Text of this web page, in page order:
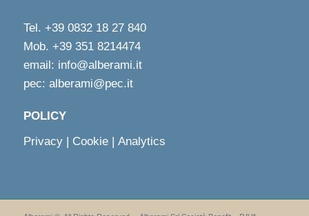
Tel. +39 0832 18 27 840
Mob. +39 351 8214474
email: info@alberami.it
pec: alberami@pec.it
POLICY
Privacy| Cookie| Analytics